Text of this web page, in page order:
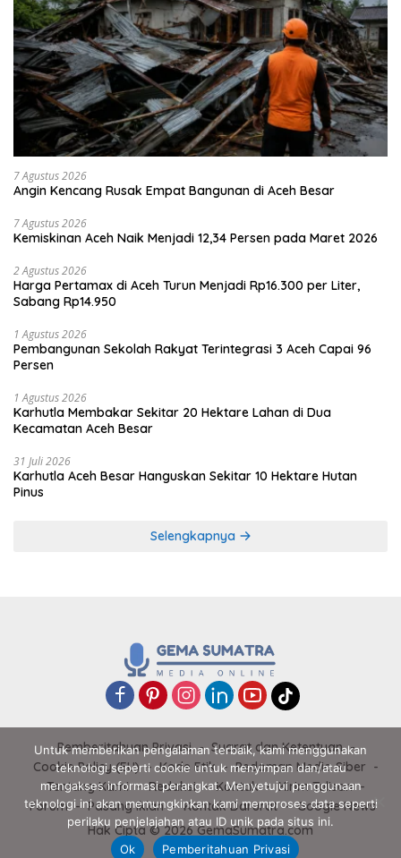
7 Agustus 2026
Angin Kencang Rusak Empat Bangunan di Aceh Besar
7 Agustus 2026
Kemiskinan Aceh Naik Menjadi 12,34 Persen pada Maret 2026
2 Agustus 2026
Harga Pertamax di Aceh Turun Menjadi Rp16.300 per Liter,
Sabang Rp14.950
1 Agustus 2026
Pembangunan Sekolah Rakyat Terintegrasi 3 Aceh Capai 96
Persen
1 Agustus 2026
Karhutla Membakar Sekitar 20 Hektare Lahan di Dua
Kecamatan Aceh Besar
31 Juli 2026
Karhutla Aceh Besar Hanguskan Sekitar 10 Hektare Hutan
Pinus
Selengkapnya
Pemberitahuan Privasi
Syarat dan Ketentuan
Cookie Policy (EU)
Kode Etik
Pedoman Media Siber
Tentang Kami
Redaksi Kontak
Kirim Tulisan
Forum
Pasang Iklan Kontak Darurat
Google News
Hak Cipta © 2026 GemaSumatra.com
Untuk memberikan pengalaman terbaik, kami menggunakan
teknologi seperti cookie untuk menyimpan dan/atau
mengakses informasi perangkat. Menyetujui penggunaan
teknologi ini akan memungkinkan kami memproses data seperti
perilaku penjelajahan atau ID unik pada situs ini.
Ok
Pemberitahuan Privasi